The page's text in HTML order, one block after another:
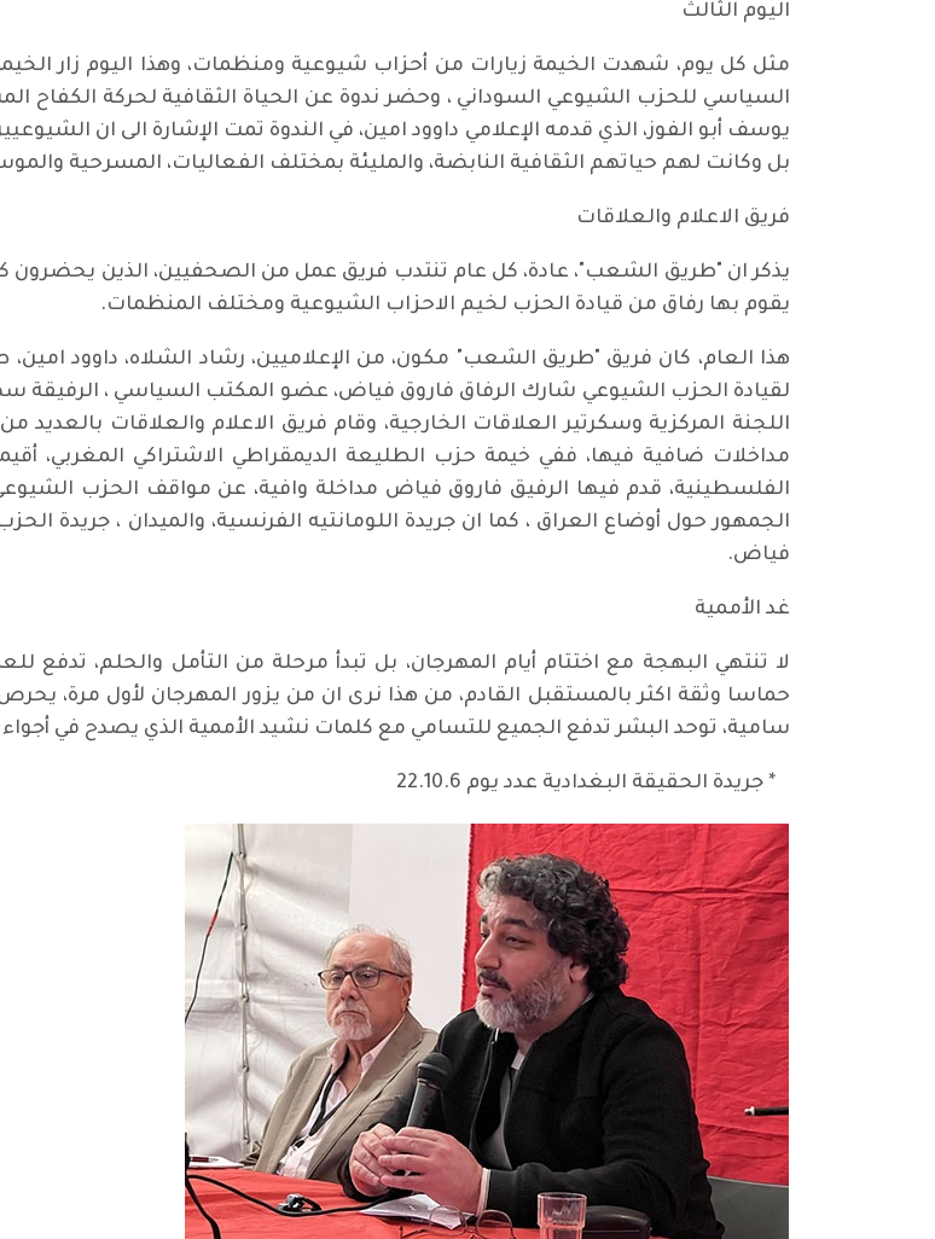
اليوم الثالث
مثل كل يوم، شهدت الخيمة زيارات من أحزاب شيوعية ومنظمات، وهذا اليوم زار
السياسي للحزب الشيوعي السوداني ، وحضر ندوة عن الحياة الثقافية لحركة الكفاح
يوسف أبو الفوز، الذي قدمه الإعلامي داوود امين، في الندوة تمت الإشارة الى ان
بل وكانت لهم حياتهم الثقافية النابضة، والمليئة بمختلف الفعاليات، المسرحية
فريق الاعلام والعلاقات
يذكر ان "طريق الشعب"، عادة، كل عام تنتدب فريق عمل من الصحفيين، الذين يحضرون
يقوم بها رفاق من قيادة الحزب لخيم الاحزاب الشيوعية ومختلف المنظمات.
هذا العام، كان فريق "طريق الشعب" مكون، من الإعلاميين، رشاد الشلاه، داوود
لقيادة الحزب الشيوعي شارك الرفاق فاروق فياض، عضو المكتب السياسي ، الرفيقة
اللجنة المركزية وسكرتير العلاقات الخارجية، وقام فريق الاعلام والعلاقات
مداخلات ضافية فيها، ففي خيمة حزب الطليعة الديمقراطي الاشتراكي المغربي،
الفلسطينية، قدم فيها الرفيق فاروق فياض مداخلة وافية، عن مواقف الحزب
الجمهور حول أوضاع العراق ، كما ان جريدة اللومانتيه الفرنسية، والميدان ، جريدة
فياض.
غد الأممية
لا تنتهي البهجة مع اختتام أيام المهرجان، بل تبدأ مرحلة من التأمل والحلم، تدفع
حماسا وثقة اكثر بالمستقبل القادم، من هذا نرى ان من يزور المهرجان لأول مرة،
سامية، توحد البشر تدفع الجميع للتسامي مع كلمات نشيد الأممية الذي يصدح في أجواء
* جريدة الحقيقة البغدادية عدد يوم 22.10.6